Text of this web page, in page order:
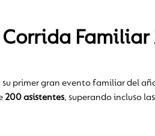
Familiar
su primer gran evento familiar del
200 asistentes, superando incluso